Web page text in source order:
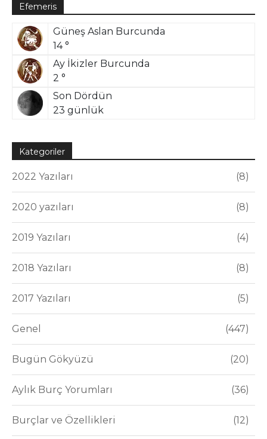
Efemeris
Güneş Aslan Burcunda
14 °
Ay İkizler Burcunda
2 °
Son Dördün
23 günlük
Kategoriler
2022 Yazıları 8
2020 yazıları 8
2019 Yazıları 4
2018 Yazıları 8
2017 Yazıları 5
Genel 447
Bugün Gökyüzü 20
Aylık Burç Yorumları 36
Burçlar ve Özellikleri 12